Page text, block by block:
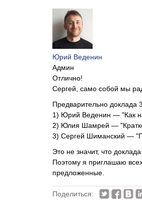
Юрий Веденин
Админ
Отлично!
Сергей, само собой мы
Предварительно доклада
1) Юрий Веденин — "Как
2) Юлия Шамрей —
3) Сергей Шиманский —
Это не значит, что
Поэтому я приглашаю
предложенные.
Поделиться: